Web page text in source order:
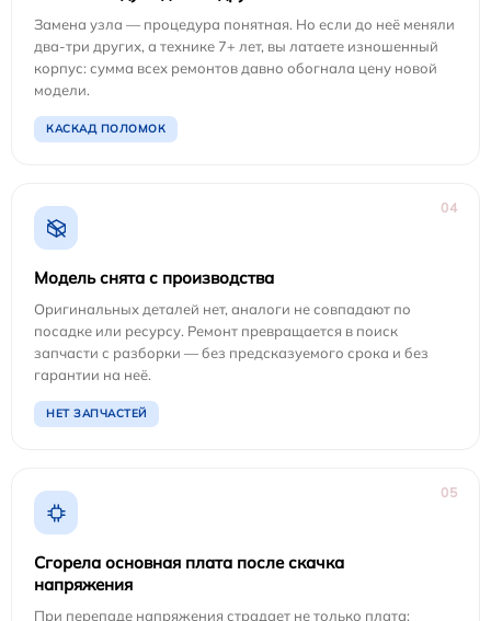
Замена узла — процедура понятная. Но если до неё меняли
два-три других, а технике 7+ лет, вы латаете изношенный
корпус: сумма всех ремонтов давно обогнала цену новой
модели.
КАСКАД ПОЛОМОК
04
Модель снята с производства
Оригинальных деталей нет, аналоги не совпадают по
посадке или ресурсу. Ремонт превращается в поиск
запчасти с разборки — без предсказуемого срока и без
гарантии на неё.
НЕТ ЗАПЧАСТЕЙ
05
Сгорела основная плата после скачка
напряжения
При перепаде напряжения страдает не только плата: